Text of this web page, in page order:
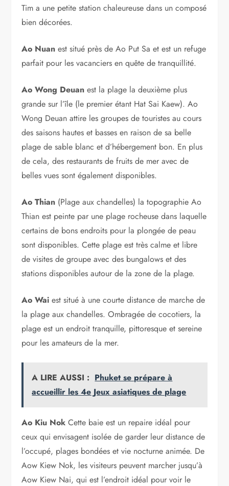
Tim a une petite station chaleureuse dans un composé
bien décorées.
Ao Nuan est situé près de Ao Put Sa et est un refuge
parfait pour les vacanciers en quête de tranquillité.
Ao Wong Deuan est la plage la deuxième plus
grande sur l’île (le premier étant Hat Sai Kaew). Ao
Wong Deuan attire les groupes de touristes au cours
des saisons hautes et basses en raison de sa belle
plage de sable blanc et d’hébergement bon. En plus
de cela, des restaurants de fruits de mer avec de
belles vues sont également disponibles.
Ao Thian (Plage aux chandelles) la topographie Ao
Thian est peinte par une plage rocheuse dans laquelle
certains de bons endroits pour la plongée de peau
sont disponibles. Cette plage est très calme et libre
de visites de groupe avec des bungalows et des
stations disponibles autour de la zone de la plage.
Ao Wai est situé à une courte distance de marche de
la plage aux chandelles. Ombragée de cocotiers, la
plage est un endroit tranquille, pittoresque et sereine
pour les amateurs de la mer.
A LIRE AUSSI : Phuket se prépare à
accueillir les 4e Jeux asiatiques de plage
Ao Kiu Nok Cette baie est un repaire idéal pour
ceux qui envisagent isolée de garder leur distance de
l’occupé, plages bondées et vie nocturne animée. De
Aow Kiew Nok, les visiteurs peuvent marcher jusqu’à
Aow Kiew Nai, qui est l’endroit idéal pour voir le